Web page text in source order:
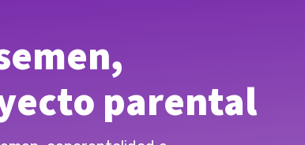
parental